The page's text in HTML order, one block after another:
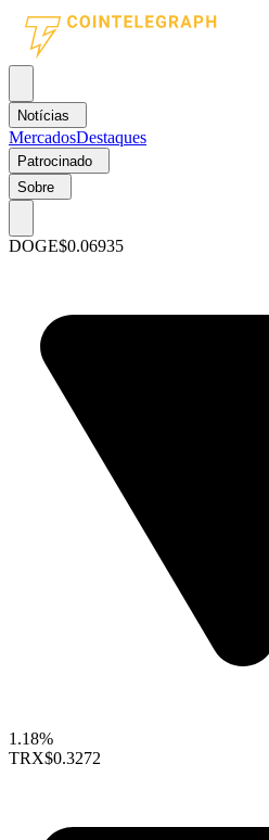
Notícias
MercadosDestaques
Patrocinado
Sobre
DOGE$0.06935
1.18%
TRX$0.3272